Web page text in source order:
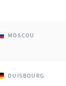
MOSCOU
DUISBOURG